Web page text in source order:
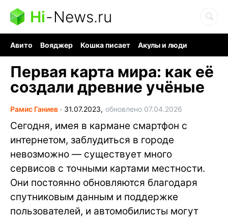
Hi-News.ru
Авито Вояджер Кошка писает
Акулы и люди
Первая карта мира: как её
создали древние учёные
Рамис Ганиев ∙ 31.07.2023, обновлено 07.04.2026
Сегодня, имея в кармане смартфон с
интернетом, заблудиться в городе
невозможно — существует много
сервисов с точными картами местности.
Они постоянно обновляются благодаря
спутниковым данным и поддержке
пользователей, и автомобилисты могут